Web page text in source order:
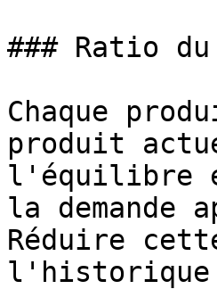
### Ratio
Chaque
produit
l'équilibre
la demande
Réduire
l'historique